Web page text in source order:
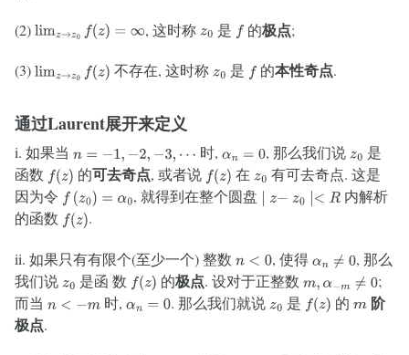
(2)limz→z 0f(z)=∞ , 这时称z0 是 f的极点;
(3)limz→z 0f(z) 不存在, 这时称z0 是 f的本性奇点.
通过Laurent展开来定义
i. 如果当 n=− 1,−2, −3,⋯ 时, αn=0 , 那么我们说 z0 是
函数 f(z) 的可去奇点, 或者说 f(z) 在 z0 有可去奇点. 这是
因为令 f(z0)= α0 , 就得到在整个圆盘 z− z0 ∣<R 内解析
的函数 f(z) .
ii. 如果只有有限个(至少一个) 整数 n<0 , 使得αn≠0
, 那么
我们说z0 是函 数 f(z) 的极点. 设对于正整数 m,α−m≠ 0
;
而当 n<− m 时,αn =0 . 那么我们就说z0 是 f(z) 的 m阶
极点.